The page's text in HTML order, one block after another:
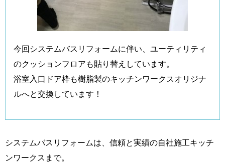
今回システムバスリフォームに伴い、ユーティリティ
のクッションフロアも貼り替えしています。
浴室入口ドア枠も樹脂製のキッチンワークスオリジナ
ルへと交換しています！
システムバスリフォームは、信頼と実績の自社施工キッチ
ンワークスまで。